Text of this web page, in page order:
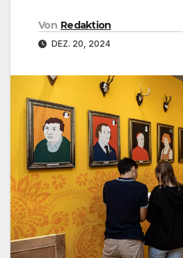
Von Redaktion
DEZ. 20, 2024